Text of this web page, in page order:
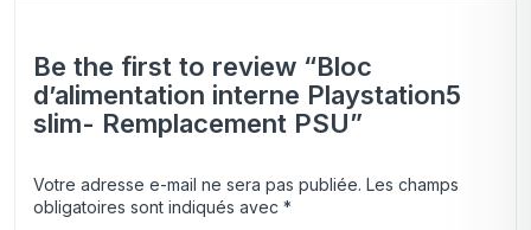
Be the first to review “Bloc
d’alimentation interne Playstation5
slim- Remplacement PSU”
Votre adresse e-mail ne sera pas publiée. Les champs
obligatoires sont indiqués avec *